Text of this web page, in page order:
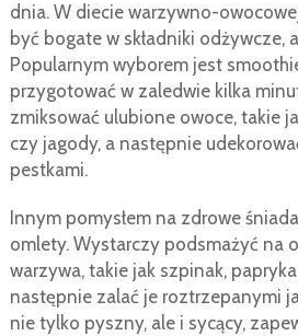
dnia. W diecie warzywno-
być bogate w składniki odżywcze,
Popularnym wyborem jest
przygotować w zaledwie kilka
zmiksować ulubione owoce, takie
czy jagody, a następnie
pestkami.
Innym pomysłem na zdrowe
omlety. Wystarczy podsmażyć na
warzywa, takie jak szpinak,
następnie zalać je roztrzepanymi
nie tylko pyszny, ale i sycący,